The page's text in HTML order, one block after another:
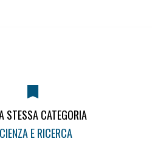
STESSA CATEGORIA
E RICERCA